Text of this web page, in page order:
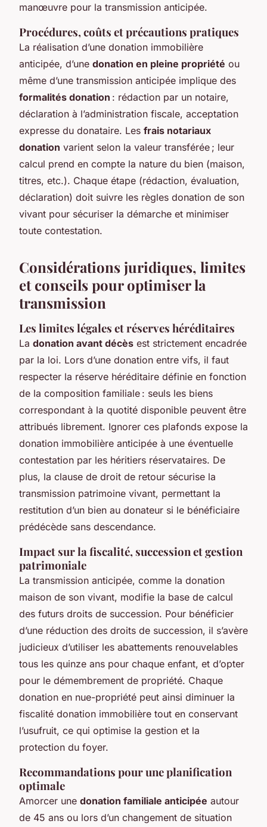
manœuvre pour la transmission anticipée.
Procédures, coûts et précautions pratiques
La réalisation d’une donation immobilière
anticipée, d’une donation en pleine propriété ou
même d’une transmission anticipée implique des
formalités donation : rédaction par un notaire,
déclaration à l’administration fiscale, acceptation
expresse du donataire. Les frais notariaux
donation varient selon la valeur transférée ; leur
calcul prend en compte la nature du bien (maison,
titres, etc.). Chaque étape (rédaction, évaluation,
déclaration) doit suivre les règles donation de son
vivant pour sécuriser la démarche et minimiser
toute contestation.
Considérations juridiques, limites
et conseils pour optimiser la
transmission
Les limites légales et réserves héréditaires
La donation avant décès est strictement encadrée
par la loi. Lors d’une donation entre vifs, il faut
respecter la réserve héréditaire définie en fonction
de la composition familiale : seuls les biens
correspondant à la quotité disponible peuvent être
attribués librement. Ignorer ces plafonds expose la
donation immobilière anticipée à une éventuelle
contestation par les héritiers réservataires. De
plus, la clause de droit de retour sécurise la
transmission patrimoine vivant, permettant la
restitution d’un bien au donateur si le bénéficiaire
prédécède sans descendance.
Impact sur la fiscalité, succession et gestion
patrimoniale
La transmission anticipée, comme la donation
maison de son vivant, modifie la base de calcul
des futurs droits de succession. Pour bénéficier
d’une réduction des droits de succession, il s’avère
judicieux d’utiliser les abattements renouvelables
tous les quinze ans pour chaque enfant, et d’opter
pour le démembrement de propriété. Chaque
donation en nue-propriété peut ainsi diminuer la
fiscalité donation immobilière tout en conservant
l’usufruit, ce qui optimise la gestion et la
protection du foyer.
Recommandations pour une planification
optimale
Amorcer une donation familiale anticipée autour
de 45 ans ou lors d’un changement de situation